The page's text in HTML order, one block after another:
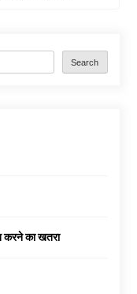
Search
करने का खतरा